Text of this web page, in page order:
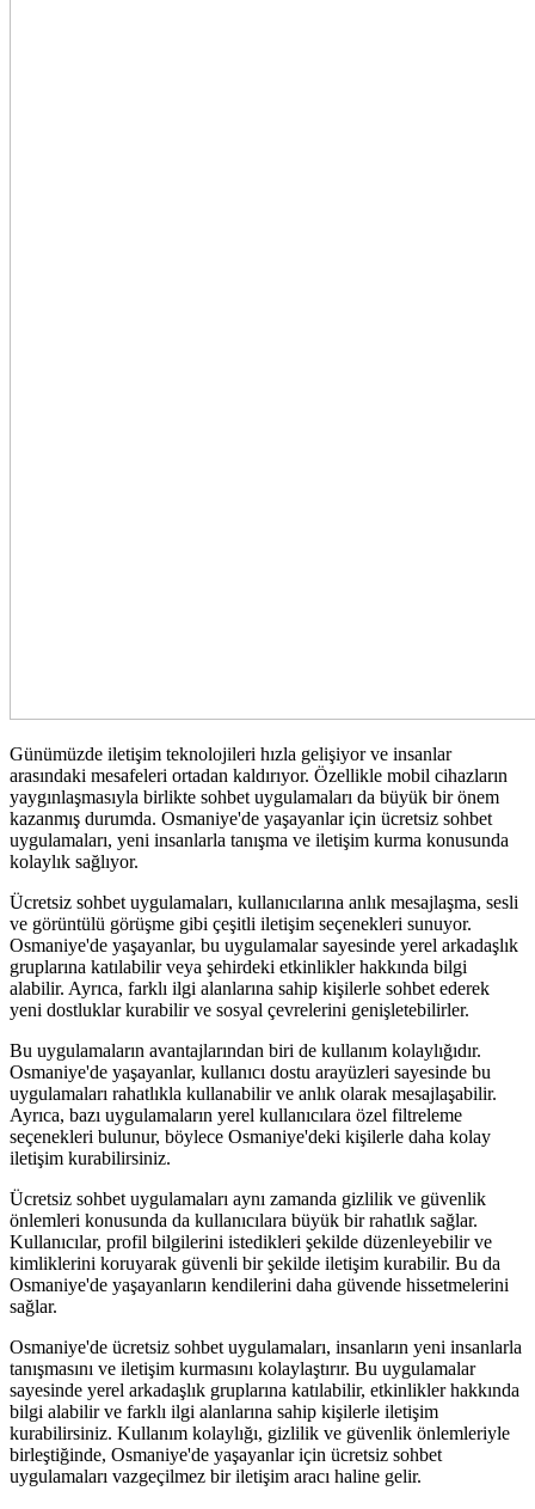
Günümüzde iletişim teknolojileri hızla gelişiyor ve insanlar
arasındaki mesafeleri ortadan kaldırıyor. Özellikle mobil cihazların
yaygınlaşmasıyla birlikte sohbet uygulamaları da büyük bir önem
kazanmış durumda. Osmaniye'de yaşayanlar için ücretsiz sohbet
uygulamaları, yeni insanlarla tanışma ve iletişim kurma konusunda
kolaylık sağlıyor.
Ücretsiz sohbet uygulamaları, kullanıcılarına anlık mesajlaşma, sesli
ve görüntülü görüşme gibi çeşitli iletişim seçenekleri sunuyor.
Osmaniye'de yaşayanlar, bu uygulamalar sayesinde yerel arkadaşlık
gruplarına katılabilir veya şehirdeki etkinlikler hakkında bilgi
alabilir. Ayrıca, farklı ilgi alanlarına sahip kişilerle sohbet ederek
yeni dostluklar kurabilir ve sosyal çevrelerini genişletebilirler.
Bu uygulamaların avantajlarından biri de kullanım kolaylığıdır.
Osmaniye'de yaşayanlar, kullanıcı dostu arayüzleri sayesinde bu
uygulamaları rahatlıkla kullanabilir ve anlık olarak mesajlaşabilir.
Ayrıca, bazı uygulamaların yerel kullanıcılara özel filtreleme
seçenekleri bulunur, böylece Osmaniye'deki kişilerle daha kolay
iletişim kurabilirsiniz.
Ücretsiz sohbet uygulamaları aynı zamanda gizlilik ve güvenlik
önlemleri konusunda da kullanıcılara büyük bir rahatlık sağlar.
Kullanıcılar, profil bilgilerini istedikleri şekilde düzenleyebilir ve
kimliklerini koruyarak güvenli bir şekilde iletişim kurabilir. Bu da
Osmaniye'de yaşayanların kendilerini daha güvende hissetmelerini
sağlar.
Osmaniye'de ücretsiz sohbet uygulamaları, insanların yeni insanlarla
tanışmasını ve iletişim kurmasını kolaylaştırır. Bu uygulamalar
sayesinde yerel arkadaşlık gruplarına katılabilir, etkinlikler hakkında
bilgi alabilir ve farklı ilgi alanlarına sahip kişilerle iletişim
kurabilirsiniz. Kullanım kolaylığı, gizlilik ve güvenlik önlemleriyle
birleştiğinde, Osmaniye'de yaşayanlar için ücretsiz sohbet
uygulamaları vazgeçilmez bir iletişim aracı haline gelir.